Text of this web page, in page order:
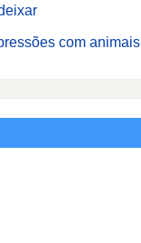
com animais